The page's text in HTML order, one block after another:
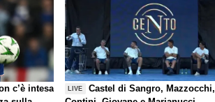
c’è intesa
LIVE
Castel di Sangro, Mazzocchi,